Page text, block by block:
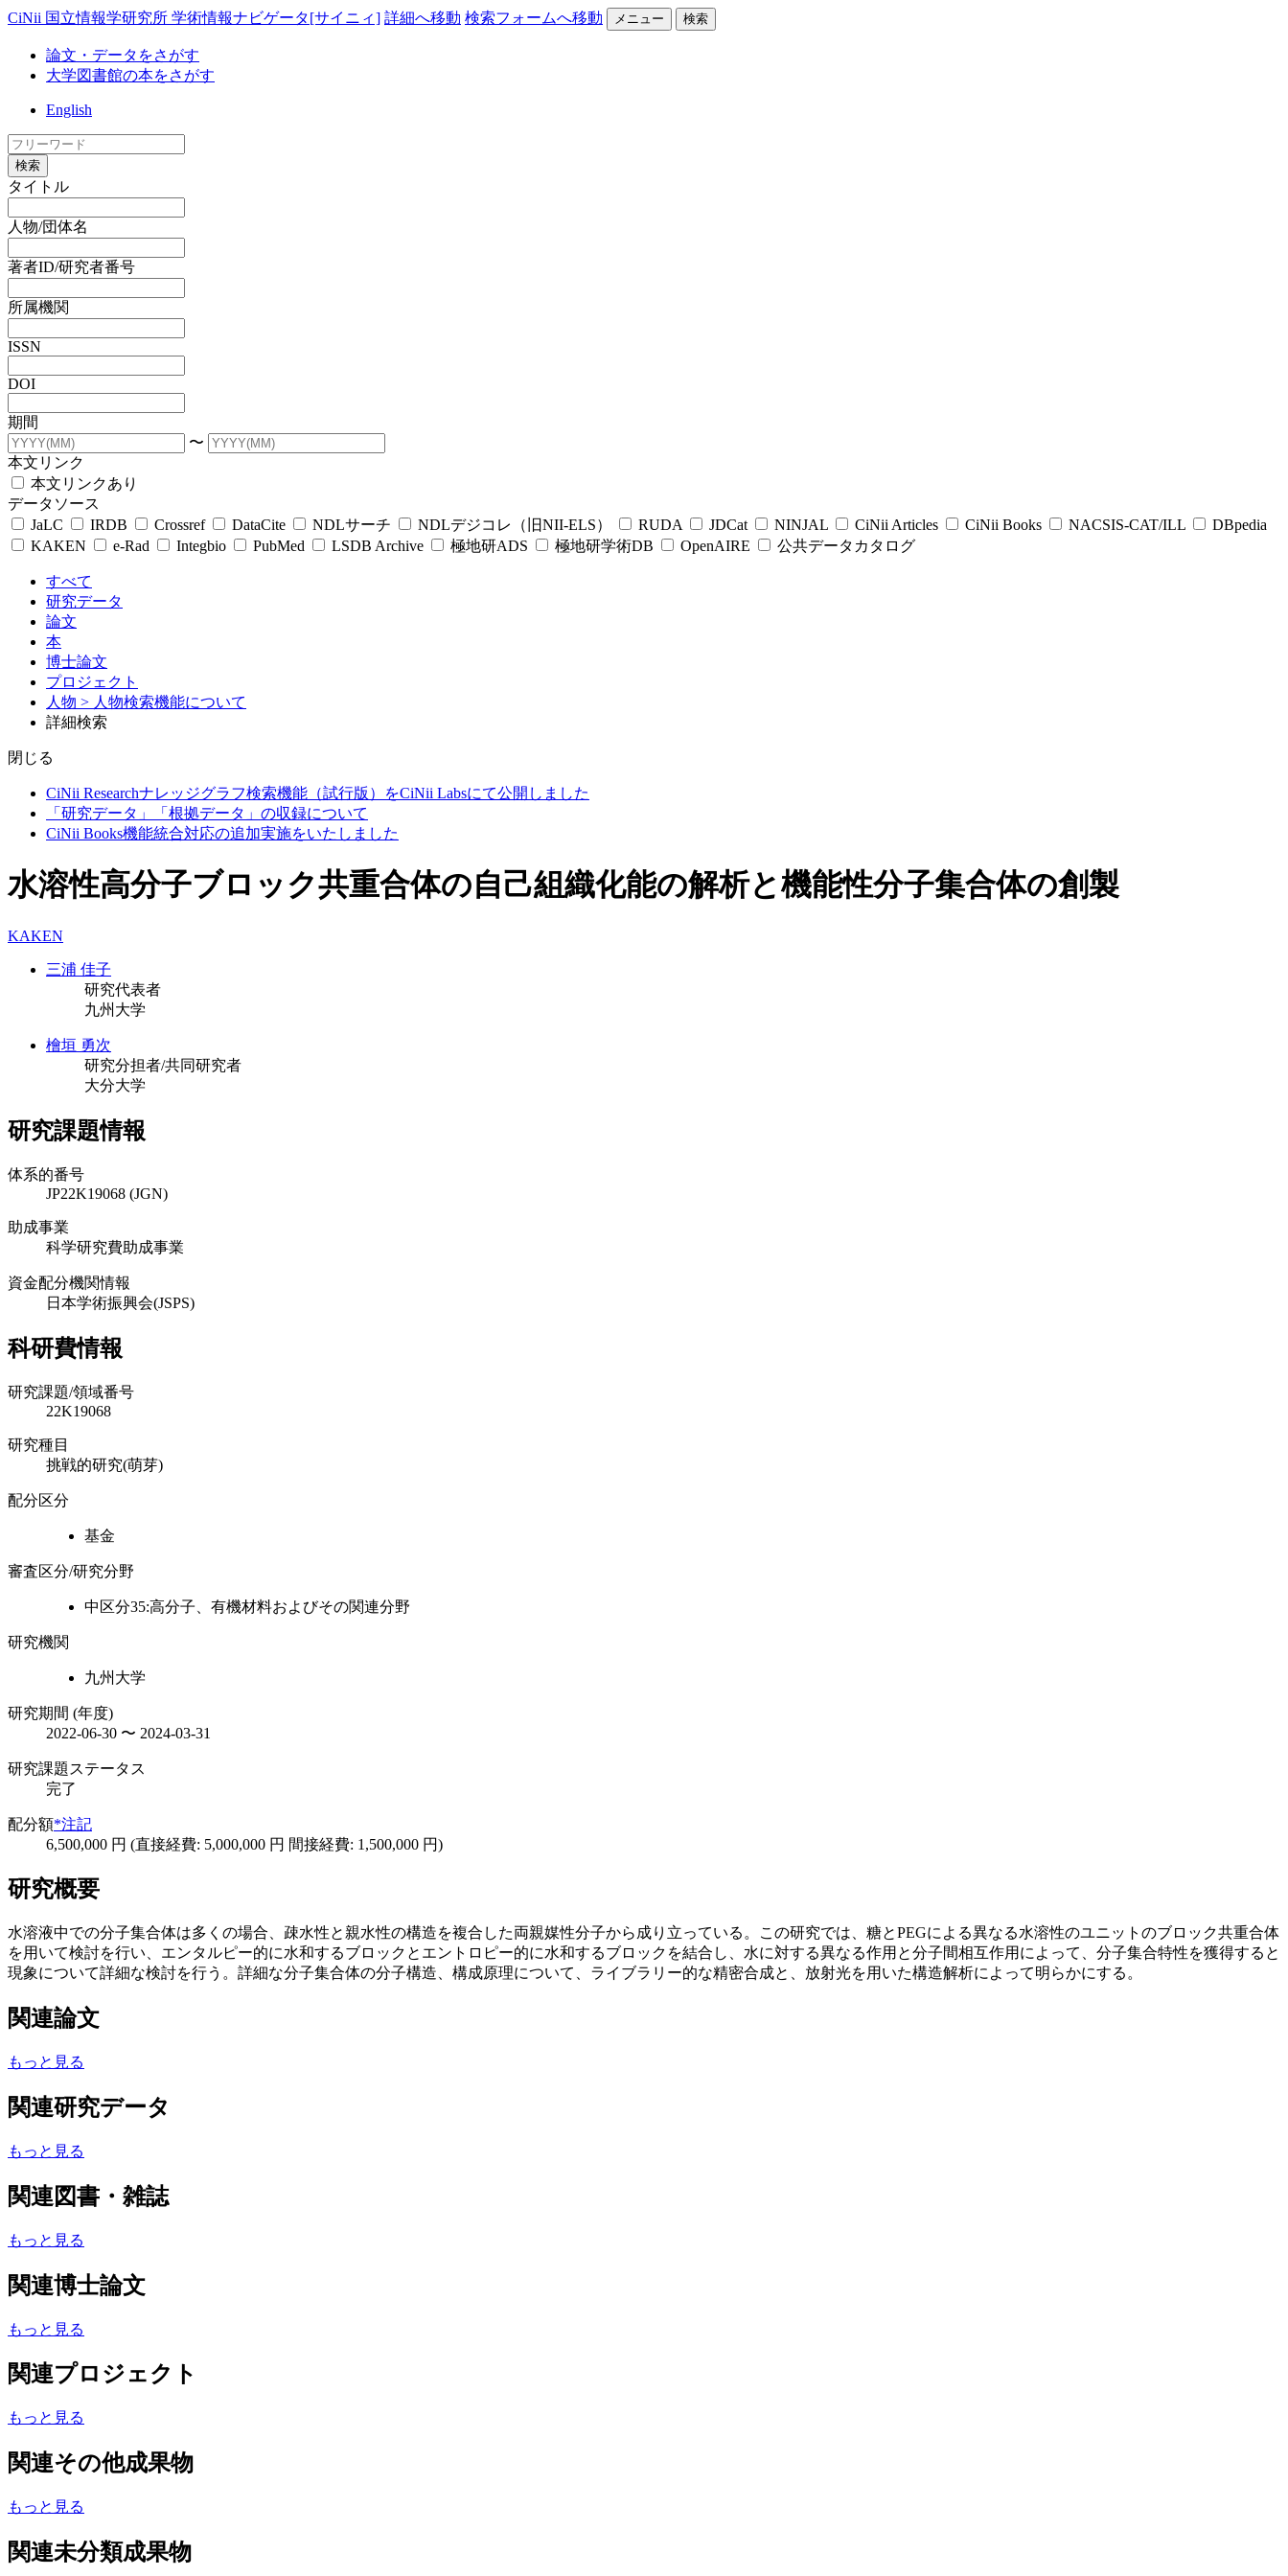
CiNii 国立情報学研究所 学術情報ナビゲータ[サイニィ] 詳細へ移動 検索フォームへ移動 メニュー 検索
論文・データをさがす
大学図書館の本をさがす
English
検索
タイトル
人物/団体名
著者ID/研究者番号
所属機関
ISSN
DOI
期間
〜
本文リンク
本文リンクあり
データソース
JaLC
IRDB Crossref DataCite NDLサーチ NDLデジコレ（旧NII-ELS） RUDA JDCat NINJAL CiNii Articles CiNii Books NACSIS-CAT/ILL
DBpedia
KAKEN
e-Rad Integbio PubMed LSDB Archive 極地研ADS 極地研学術DB OpenAIRE 公共データカタログ
すべて
研究データ
論文
本
博士論文
プロジェクト
人物 > 人物検索機能について
詳細検索
閉じる
CiNii Researchナレッジグラフ検索機能（試行版）をCiNii Labsにて公開しました
「研究データ」「根拠データ」の収録について
CiNii Books機能統合対応の追加実施をいたしました
水溶性高分子ブロック共重合体の自己組織化能の解析と機能性分子集合体の創製
KAKEN
三浦 佳子
研究代表者
九州大学
檜垣 勇次
研究分担者/共同研究者
大分大学
研究課題情報
体系的番号
JP22K19068 (JGN)
助成事業
科学研究費助成事業
資金配分機関情報
日本学術振興会(JSPS)
科研費情報
研究課題/領域番号
22K19068
研究種目
挑戦的研究(萌芽)
配分区分
基金
審査区分/研究分野
中区分35:高分子、有機材料およびその関連分野
研究機関
九州大学
研究期間 (年度)
2022-06-30 〜 2024-03-31
研究課題ステータス
完了
配分額*注記
6,500,000 円 (直接経費: 5,000,000 円 間接経費: 1,500,000 円)
研究概要
水溶液中での分子集合体は多くの場合、疎水性と親水性の構造を複合した両親媒性分子から成り立っている。この研究では、糖とPEGによる異なる水溶性のユニットのブロック共重合体
を用いて検討を行い、エンタルピー的に水和するブロックとエントロピー的に水和するブロックを結合し、水に対する異なる作用と分子間相互作用によって、分子集合特性を獲得すると
現象について詳細な検討を行う。詳細な分子集合体の分子構造、構成原理について、ライブラリー的な精密合成と、放射光を用いた構造解析によって明らかにする。
関連論文
もっと見る
関連研究データ
もっと見る
関連図書・雑誌
もっと見る
関連博士論文
もっと見る
関連プロジェクト
もっと見る
関連その他成果物
もっと見る
関連未分類成果物